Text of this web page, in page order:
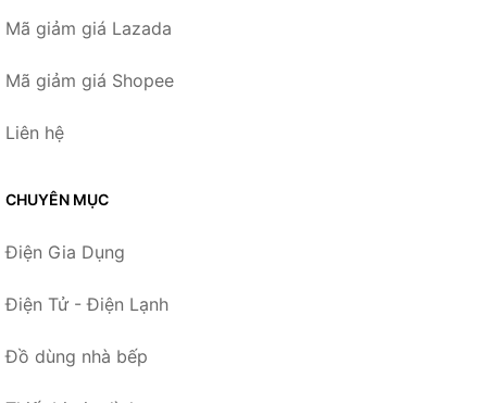
Mã giảm giá Lazada
Mã giảm giá Shopee
Liên hệ
CHUYÊN MỤC
Điện Gia Dụng
Điện Tử - Điện Lạnh
Đồ dùng nhà bếp